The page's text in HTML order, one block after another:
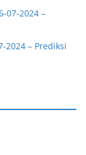
07-2024 –
2024 – Prediksi